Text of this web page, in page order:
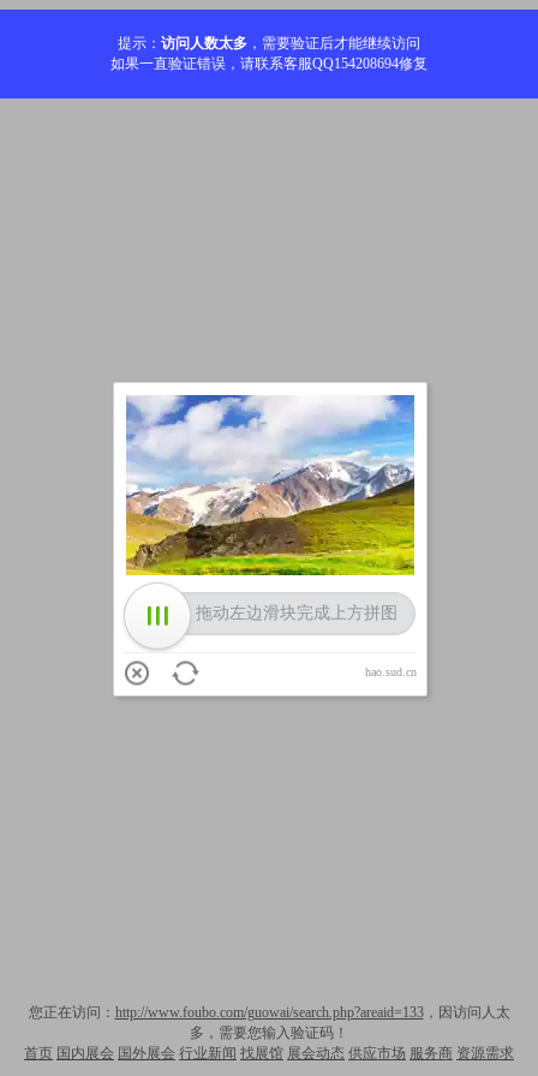
提示： 访问人数太多 ，需要验证后才能继续访问
如果一直验证错误，请联系客服QQ154208694修复
您正在访问： http://www.foubo.com/guowai/search.php?areaid=133，因访问人太
多，需要您输入验证码！
首页 国内展会 国外展会 行业新闻 找展馆 展会动态 供应市场 服务商 资源需求
加载中
拖动左边滑块完成上方拼图
hao.sud.cn